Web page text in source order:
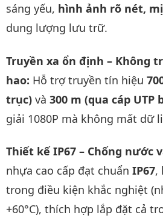
sáng yếu, hình ảnh rõ nét,
dung lượng lưu trữ.
Truyền xa ổn định – Không
hao: Hỗ trợ truyền tín hiệu
trục) và 300 m (qua cáp UTP
giải 1080P mà không mất dữ
Thiết kế IP67 – Chống nước
nhựa cao cấp đạt chuẩn IP67,
trong điều kiện khắc nghiệt
+60°C), thích hợp lắp đặt cả